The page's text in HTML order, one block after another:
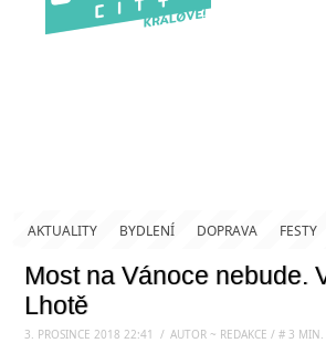
AKTUALITY BYDLENÍ DOPRAVA FESTY
Most na Vánoce nebude.
Lhotě
3. PROSINCE 2018 22:41 / AUTOR ~ REDAKCE / # 3 MIN.